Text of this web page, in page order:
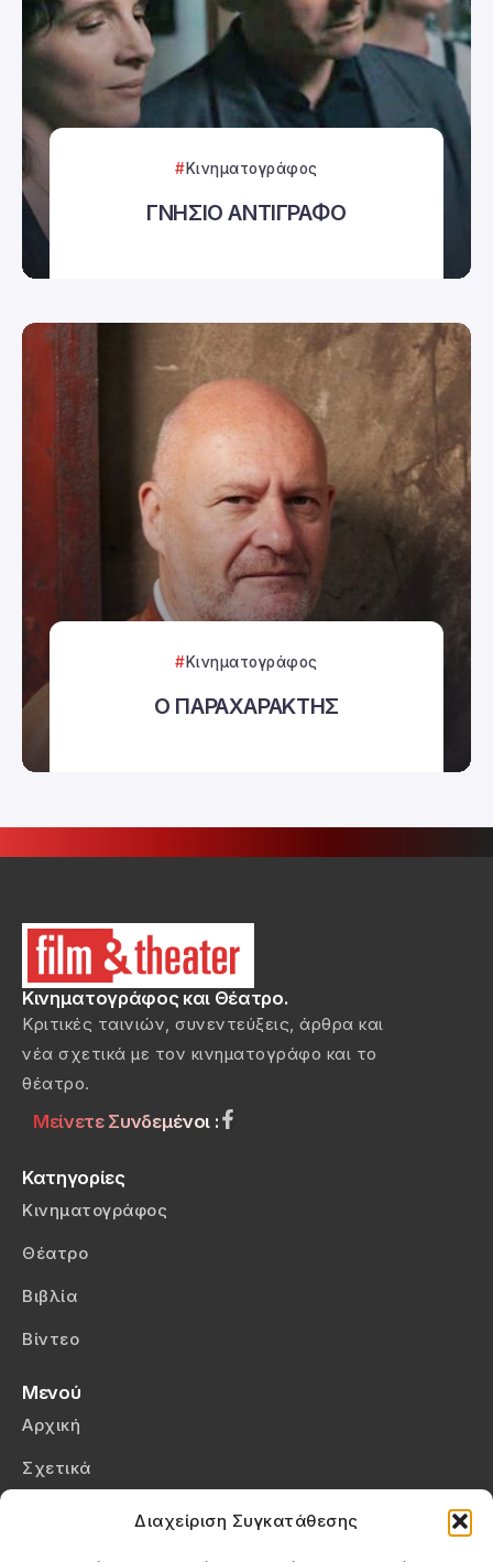
Διαχείριση Συγκατάθεσης
Κινηματογράφος
ΓΝΗΣΙΟ ΑΝΤΙΓΡΑΦΟ
Κινηματογράφος
Ο ΠΑΡΑΧΑΡΑΚΤΗΣ
Κινηματογράφος και Θέατρο.
Κριτικές ταινιών, συνεντεύξεις, άρθρα και
νέα σχετικά με τον κινηματογράφο και το
θέατρο.
Μείνετε Συνδεμένοι :
Κατηγορίες
Κινηματογράφος
Θέατρο
Βιβλία
Βίντεο
Μενού
Αρχική
Σχετικά